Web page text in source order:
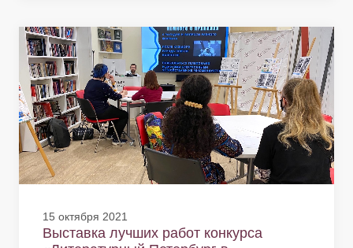
15 октября 2021
Выставка лучших работ конкурса